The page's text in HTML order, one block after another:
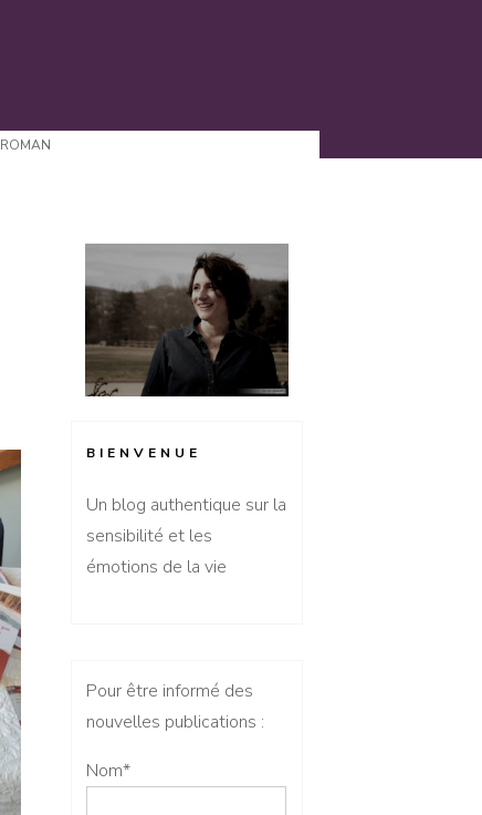
ROMAN
BIENVENUE
Un blog authentique sur la
sensibilité et les
émotions de la vie
Pour être informé des
nouvelles publications :
Nom*